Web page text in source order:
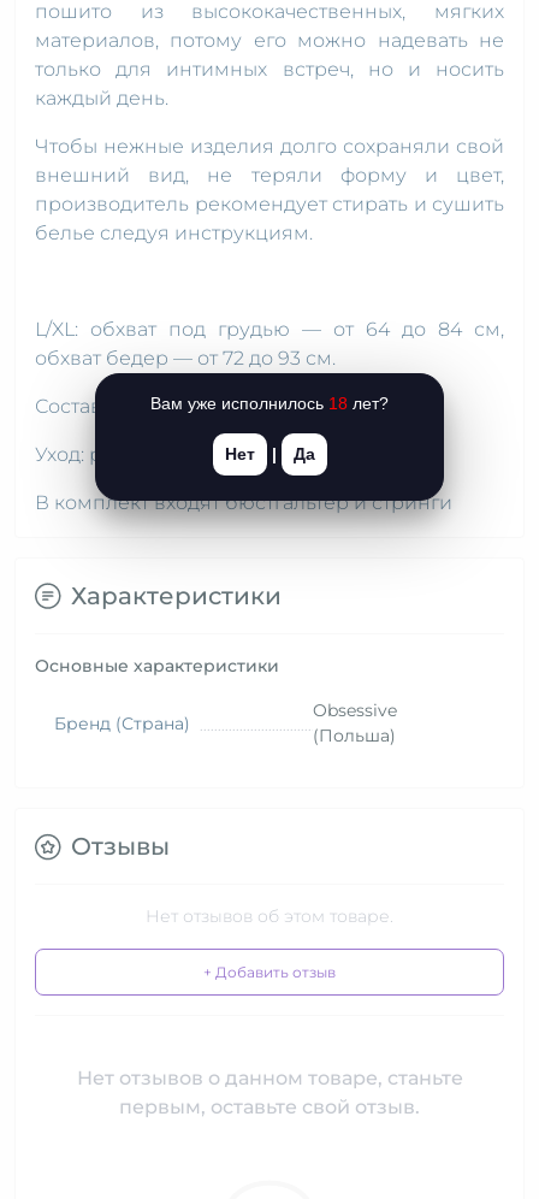
пошито из высококачественных, мягких
материалов, потому его можно надевать не
только для интимных встреч, но и носить
каждый день.
Чтобы нежные изделия долго сохраняли свой
внешний вид, не теряли форму и цвет,
производитель рекомендует стирать и сушить
белье следуя инструкциям.
L/XL: обхват под грудью — от 64 до 84 см,
обхват бедер — от 72 до 93 см.
Состав: 44 %- полиамид, 56 % — эластан.
Уход: ручная стирка при 30 °C.
В комплект входят бюстгальтер и стринги
Характеристики
Основные характеристики
Бренд (Страна)
Obsessive
(Польша)
Отзывы
Нет отзывов об этом товаре.
+ Добавить отзыв
Нет отзывов о данном товаре, станьте
первым, оставьте свой отзыв.
Вам уже исполнилось 18 лет?
Нет | Да